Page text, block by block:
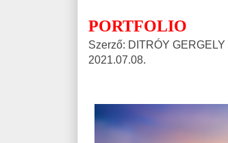
PORTFOLIO
Szerző: DITRÓY GERGELY
2021.07.08.